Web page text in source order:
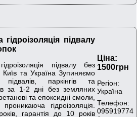
гідроізоляція підвалу
підвалу без
та Україна Зупиняємо
підвалів, паркінгів та
за 1-2 дні без земляних
та епоксидні смоли,
проникаюча гідроізоляція.
гарантія до 10 років
Ціна:
1500грн
Регіон:
Україна
Телефон:
095919774